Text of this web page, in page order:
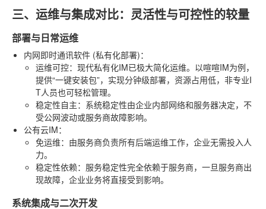
三、运维与集成对比：灵活性与可控性的较量
部署与日常运维
内网即时通讯软件 (私有化部署)：
运维可控：现代私有化IM已极大简化运维。以喧喧IM为例，
提供“一键安装包”，实现分钟级部署，资源占用低，非专业I
T人员也可轻松管理。
稳定性自主：系统稳定性由企业内部网络和服务器决定，不
受公网波动或服务商故障影响。
公有云IM：
免运维：由服务商负责所有后端运维工作，企业无需投入人
力。
稳定性依赖：服务稳定性完全依赖于服务商，一旦服务商出
现故障，企业业务将直接受到影响。
系统集成与二次开发